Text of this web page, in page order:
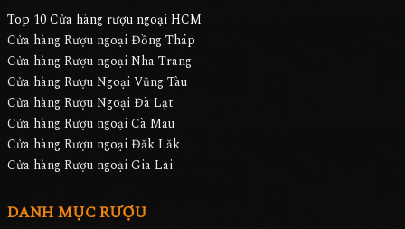
Top 10 Cửa hàng rượu ngoại HCM
Cửa hàng Rượu ngoại Đồng Tháp
Cửa hàng Rượu ngoại Nha Trang
Cửa hàng Rượu Ngoại Vũng Tàu
Cửa hàng Rượu Ngoại Đà Lạt
Cửa hàng Rượu ngoại Cà Mau
Cửa hàng Rượu ngoại Đăk Lăk
Cửa hàng Rượu ngoại Gia Lai
DANH MỤC RƯỢU